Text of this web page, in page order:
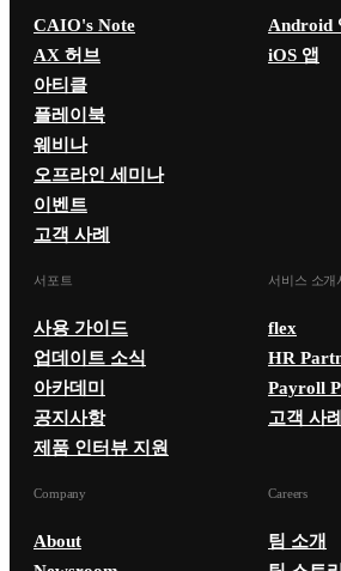
CAIO's Note
AX 허브
아티클
플레이북
웨비나
오프라인 세미나
이벤트
고객 사례
Android
iOS 앱
서포트
사용 가이드
업데이트 소식
아카데미
공지사항
제품 인터뷰 지원
서비스 소개
flex
HR
Payroll
고객 사
Company
About
Careers
팀 소개